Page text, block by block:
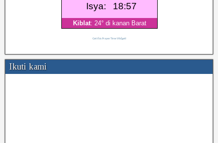
Get this Prayer Time Widget!
Ikuti kami